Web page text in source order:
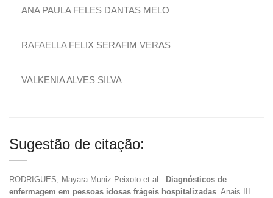
ANA PAULA FELES DANTAS MELO
RAFAELLA FELIX SERAFIM VERAS
VALKENIA ALVES SILVA
Sugestão de citação:
RODRIGUES, Mayara Muniz Peixoto et al..
Diagnósticos de
enfermagem em pessoas idosas frágeis hospitalizadas . Anais III